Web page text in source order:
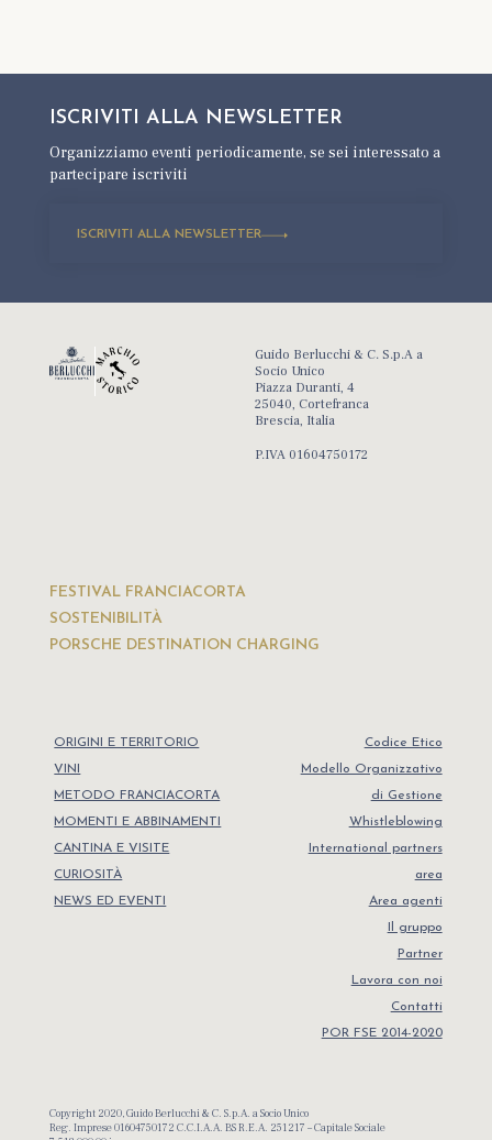
ISCRIVITI ALLA NEWSLETTER
Organizziamo eventi periodicamente,se sei interessato a
partecipare iscriviti
ISCRIVITI ALLA NEWSLETTER
Guido Berlucchi & C. S.p.A a
Socio Unico
Piazza Duranti, 4
25040, Cortefranca
Brescia, Italia
P.IVA 01604750172
FESTIVAL FRANCIACORTA
SOSTENIBILITÀ
PORSCHE DESTINATION CHARGING
ORIGINI E TERRITORIO
VINI
METODO FRANCIACORTA
MOMENTI E ABBINAMENTI
CANTINA E VISITE
CURIOSITÀ
NEWS ED EVENTI
Codice Etico
Modello Organizzativo
di Gestione
Whistleblowing
International partners
area
Area agenti
Il gruppo
Partner
Lavora con noi
Contatti
POR FSE 2014-2020
Copyright 2020, Guido Berlucchi & C. S.p.A. a Socio Unico
Reg. Imprese 01604750172 C.C.I.A.A. BS R.E.A. 251217 – Capitale Sociale